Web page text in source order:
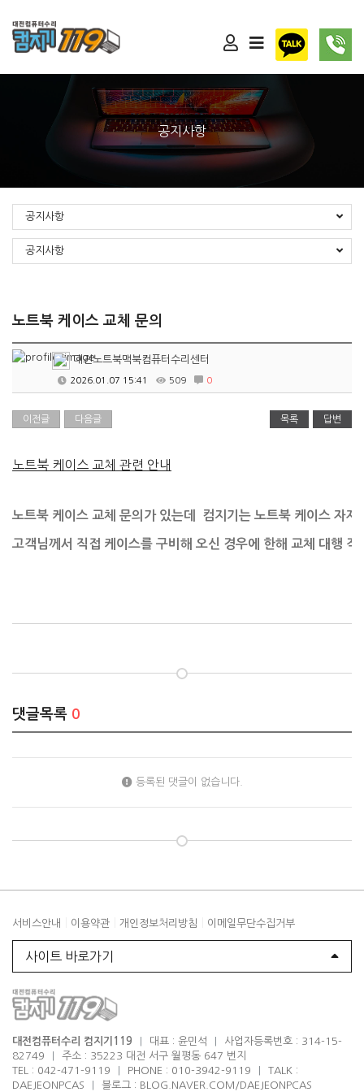
공지사항
공지사항
공지사항
노트북 케이스 교체 문의
대전노트북맥북컴퓨터수리센터
2026.01.07 15:41 509 0
이전글 다음글 목록 답변
노트북 케이스 교체 관련 안내
노트북 케이스 교체 문의가 있는데 컴지기는 노트북 케이스 자재
고객님께서 직접 케이스를 구비해 오신 경우에 한해 교체 대행 작
댓글목록 0
등록된 댓글이 없습니다.
서비스안내 이용약관 개인정보처리방침 이메일무단수집거부
사이트 바로가기
대전컴퓨터수리 컴지기119 대표 : 윤민석
사업자등록번호 : 314-15-
82749
주소 : 35223 대전 서구 월평동 647 번지
TEL : 042-471-9119
PHONE : 010-3942-9119
TALK :
DAEJEONPCAS
블로그 : BLOG.NAVER.COM/DAEJEONPCAS